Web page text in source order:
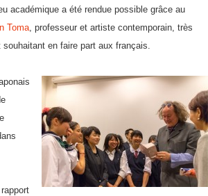
académique a été rendue possible grâce au
Toma, professeur et artiste contemporain, très
en faire part aux français.